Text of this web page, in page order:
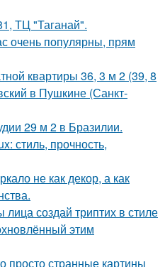
ТЦ "Таганай".
очень популярны, прям
квартиры 36, 3 м 2 (39, 8
в Пушкине (Санкт-
29 м 2 в Бразилии.
стиль, прочность,
не как декор, а как
создай триптих в стиле
этим
просто странные картины